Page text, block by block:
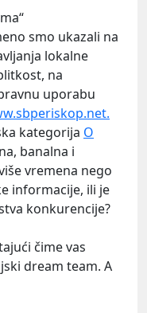
smo ukazali na
lokalne
na
uporabu
kategorija O
banalna i
vremena nego
informacije, ili je
konkurencije?
čime vas
dream team. A